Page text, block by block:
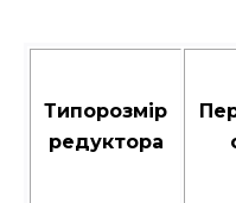
Типорозмір
редуктора